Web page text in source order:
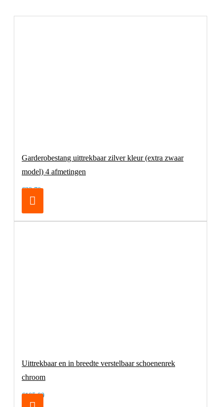
Garderobestang uittrekbaar zilver kleur (extra zwaar
model) 4 afmetingen
€32,70
Uittrekbaar en in breedte verstelbaar schoenenrek
chroom
€105,00